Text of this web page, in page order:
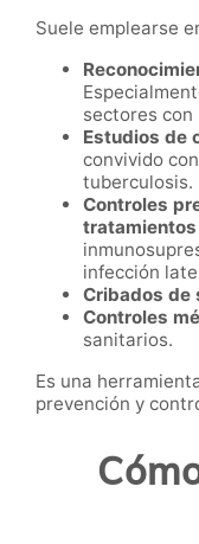
Suele emplearse
sectores con
Estudios de
convivido
tuberculosis.
Controles
infección
Cribados de
Controles
sanitarios.
Es una
prevención y